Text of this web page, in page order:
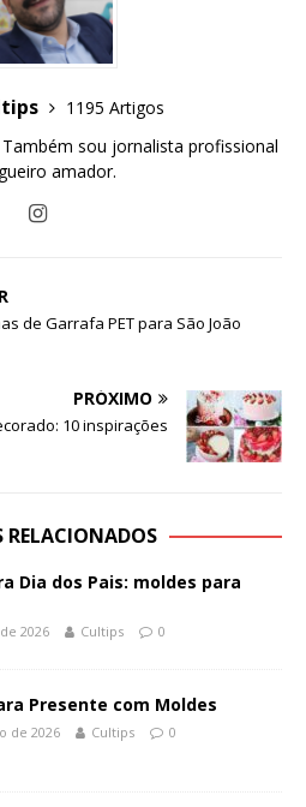
1195 Artigos
sou jornalista profissional
amador.
de Garrafa PET para São João
PRÓXIMO
10 inspirações
RELACIONADOS
Dia dos Pais: moldes para
2026 Cultips 0
Presente com Moldes
de 2026 Cultips 0